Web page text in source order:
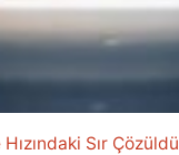
Sır Çözüldü